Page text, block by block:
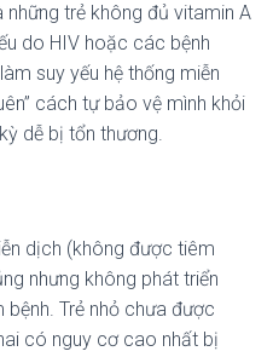
trẻ không đủ vitamin A
do HIV hoặc các bệnh
suy yếu hệ thống miễn
cách tự bảo vệ mình khỏi
dễ bị tổn thương.
dịch (không được tiêm
nhưng không phát triển
Trẻ nhỏ chưa được
có nguy cơ cao nhất bị